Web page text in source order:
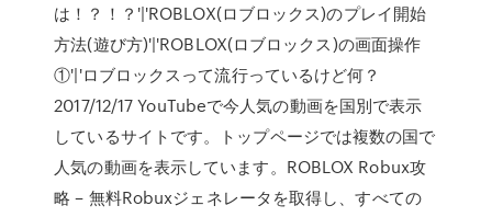
は！？！？'|'ROBLOX(ロブロックス)のプレイ開始
方法(遊び方)'|'ROBLOX(ロブロックス)の画面操作
①'|'ロブロックスって流行っているけど何？
2017/12/17 YouTubeで今人気の動画を国別で表示
しているサイトです。トップページでは複数の国で
人気の動画を表示しています。ROBLOX Robux攻
略 – 無料Robuxジェネレータを取得し、すべての